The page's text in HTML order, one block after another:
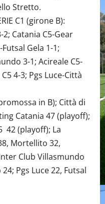
Stretto.
C1 (girone B):
Catania C5-Gear
Gela 1-1;
3-1; Acireale C5-
4-3; Pgs Luce-Città
in B); Città di
Catania 47 (playoff);
42 (playoff); La
Mortellito 32,
Club Villasmundo
Pgs Luce 22, Futsal